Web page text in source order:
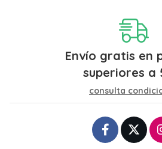
Envío gratis en
superiores a
consulta